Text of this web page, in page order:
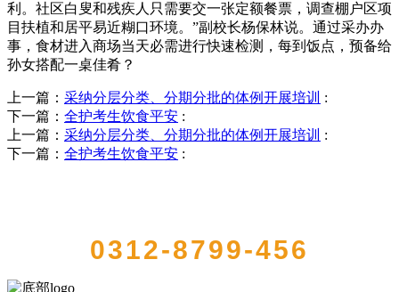
利。社区白叟和残疾人只需要交一张定额餐票，调查棚户区项
目扶植和居平易近糊口环境。”副校长杨保林说。通过采办办
事，食材进入商场当天必需进行快速检测，每到饭点，预备给
孙女搭配一桌佳肴？
上一篇： 采纳分层分类、分期分批的体例开展培训 :
下一篇： 全护考生饮食平安 :
上一篇： 采纳分层分类、分期分批的体例开展培训 :
下一篇： 全护考生饮食平安 :
0312-8799-456